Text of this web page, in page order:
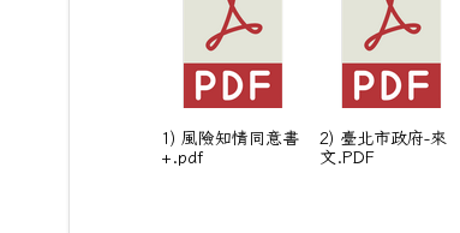
1) 風險知情同意書
+.pdf
2) 臺北市政府-來
文.PDF